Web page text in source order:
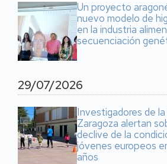
Un proyecto
nuevo modelo de
en la industria
secuenciación
29/07/2026
Investigadores de
Zaragoza alertan
declive de la
jóvenes europeos
años